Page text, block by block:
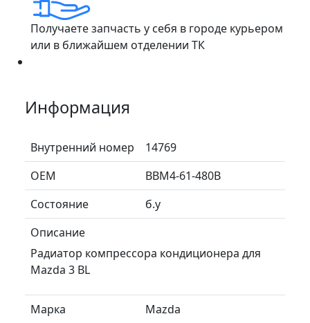
Получаете запчасть у себя в городе курьером
или в ближайшем отделении ТК
Информация
Внутренний номер
14769
ОЕМ
BBM4-61-480B
Состояние
б.у
Описание
Радиатор компрессора кондиционера для
Mazda 3 BL
Марка
Mazda